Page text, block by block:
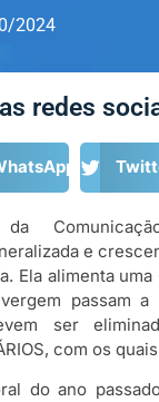
2024
redes
e
Ela alimenta uma
passam a
ser
com os
do ano